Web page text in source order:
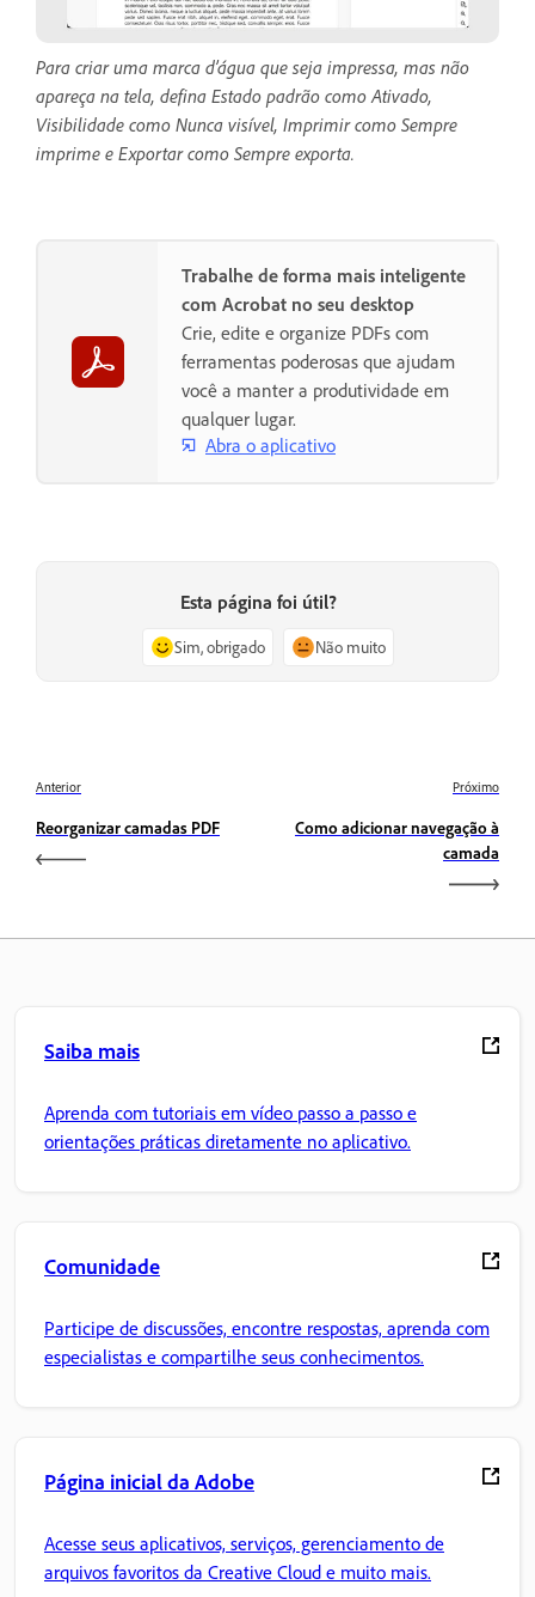
Para criar uma marca d’água que seja impressa, mas não
apareça na tela, defina Estado padrão como Ativado,
Visibilidade como Nunca visível, Imprimir como Sempre
imprime e Exportar como Sempre exporta.
Trabalhe de forma mais inteligente
com Acrobat no seu desktop
Crie, edite e organize PDFs com
ferramentas poderosas que ajudam
você a manter a produtividade em
qualquer lugar.
Abra o aplicativo
Esta página foi útil?
Sim, obrigado Não muito
Anterior
Reorganizar camadas PDF
Próximo
Como adicionar navegação à
camada
Saiba mais
Aprenda com tutoriais em vídeo passo a passo e
orientações práticas diretamente no aplicativo.
Comunidade
Participe de discussões, encontre respostas, aprenda com
especialistas e compartilhe seus conhecimentos.
Página inicial da Adobe
Acesse seus aplicativos, serviços, gerenciamento de
arquivos favoritos da Creative Cloud e muito mais.